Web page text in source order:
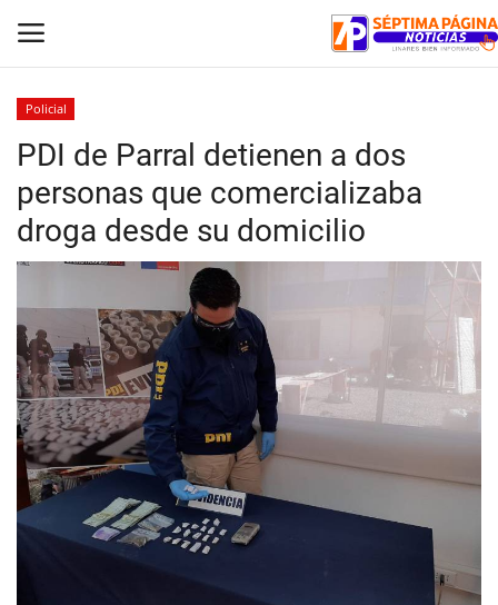
Inicio
Crónica
Policial
Tribunales
Deporte
Política
Espectáculos
Policial
PDI de Parral detienen a dos
personas que comercializaba
droga desde su domicilio